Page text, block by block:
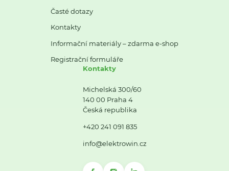
Časté dotazy
Kontakty
Informační materiály – zdarma e-shop
Registrační formuláře
Kontakty
Michelská 300/60
140 00 Praha 4
Česká republika
+420 241 091 835
info@elektrowin.cz